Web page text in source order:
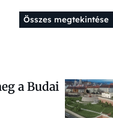
Összes megtekintése
a Budai